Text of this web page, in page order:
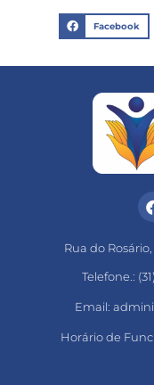
Facebook
Rua do
Telefone.:
Email:
Horário de